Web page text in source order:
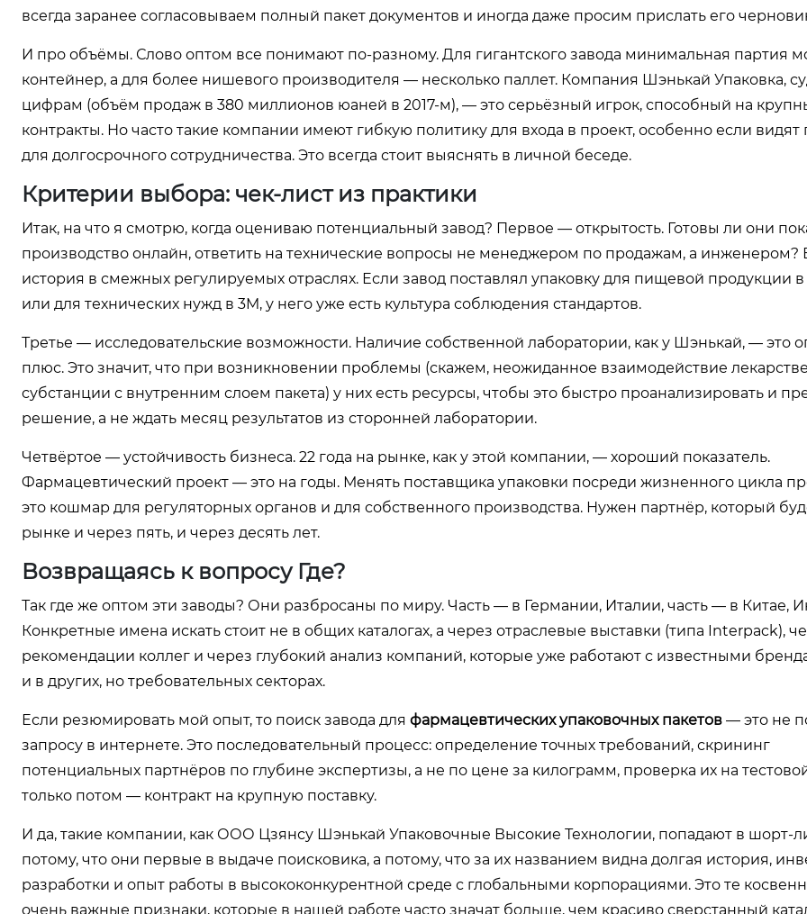
всегда заранее согласовываем полный пакет документов и иногда даже просим прислать его
И про объёмы. Слово оптом все понимают по-разному. Для гигантского завода минимальная партия
контейнер, а для более нишевого производителя — несколько паллет. Компания Шэнькай Упаковка,
цифрам (объём продаж в 380 миллионов юаней в 2017-м), — это серьёзный игрок, способный на
контракты. Но часто такие компании имеют гибкую политику для входа в проект, особенно если видят
для долгосрочного сотрудничества. Это всегда стоит выяснять в личной беседе.
Критерии выбора: чек-лист из практики
Итак, на что я смотрю, когда оцениваю потенциальный завод? Первое — открытость. Готовы ли они
производство онлайн, ответить на технические вопросы не менеджером по продажам, а инженером?
история в смежных регулируемых отраслях. Если завод поставлял упаковку для пищевой продукции в
или для технических нужд в 3M, у него уже есть культура соблюдения стандартов.
Третье — исследовательские возможности. Наличие собственной лаборатории, как у Шэнькай, — это
плюс. Это значит, что при возникновении проблемы (скажем, неожиданное взаимодействие
субстанции с внутренним слоем пакета) у них есть ресурсы, чтобы это быстро проанализировать и
решение, а не ждать месяц результатов из сторонней лаборатории.
Четвёртое — устойчивость бизнеса. 22 года на рынке, как у этой компании, — хороший показатель.
Фармацевтический проект — это на годы. Менять поставщика упаковки посреди жизненного цикла
это кошмар для регуляторных органов и для собственного производства. Нужен партнёр, который
рынке и через пять, и через десять лет.
Возвращаясь к вопросу Где?
Так где же оптом эти заводы? Они разбросаны по миру. Часть — в Германии, Италии, часть — в Китае,
Конкретные имена искать стоит не в общих каталогах, а через отраслевые выставки (типа Interpack),
рекомендации коллег и через глубокий анализ компаний, которые уже работают с известными
и в других, но требовательных секторах.
Если резюмировать мой опыт, то поиск завода для фармацевтических упаковочных пакетов — это не
запросу в интернете. Это последовательный процесс: определение точных требований, скрининг
потенциальных партнёров по глубине экспертизы, а не по цене за килограмм, проверка их на
только потом — контракт на крупную поставку.
И да, такие компании, как ООО Цзянсу Шэнькай Упаковочные Высокие Технологии, попадают в шорт-
потому, что они первые в выдаче поисковика, а потому, что за их названием видна долгая история,
разработки и опыт работы в высококонкурентной среде с глобальными корпорациями. Это те
очень важные признаки, которые в нашей работе часто значат больше, чем красиво сверстанный